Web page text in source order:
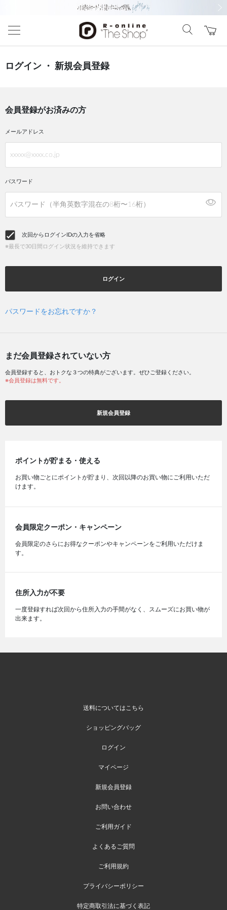
ログイン ・ 新規会員登録
会員登録がお済みの方
メールアドレス
パスワード
次回からログインIDの入力を省略
※最長で30日間ログイン状況を維持できます
ログイン
パスワードをお忘れですか？
まだ会員登録されていない方
会員登録すると、おトクな３つの特典がございます。ぜひご登録ください。
※会員登録は無料です。
新規会員登録
ポイントが貯まる・使える
お買い物ごとにポイントが貯まり、次回以降のお買い物にご利用いただ
けます。
会員限定クーポン・キャンペーン
会員限定のさらにお得なクーポンやキャンペーンをご利用いただけま
す。
住所入力が不要
一度登録すれば次回から住所入力の手間がなく、スムーズにお買い物が
出来ます。
送料についてはこちら
ショッピングバッグ
ログイン
マイページ
新規会員登録
お問い合わせ
ご利用ガイド
よくあるご質問
ご利用規約
プライバシーポリシー
特定商取引法に基づく表記